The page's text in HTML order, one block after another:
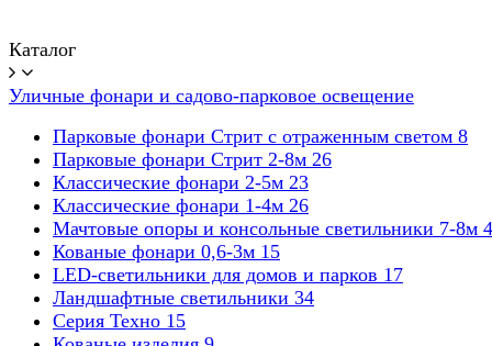
Каталог
Уличные фонари и садово-парковое освещение
Парковые фонари Стрит с отраженным светом 8
Парковые фонари Стрит 2-8м 26
Классические фонари 2-5м 23
Классические фонари 1-4м 26
Мачтовые опоры и консольные светильники 7-8м 4
Кованые фонари 0,6-3м 15
LED-светильники для домов и парков 17
Ландшафтные светильники 34
Серия Техно 15